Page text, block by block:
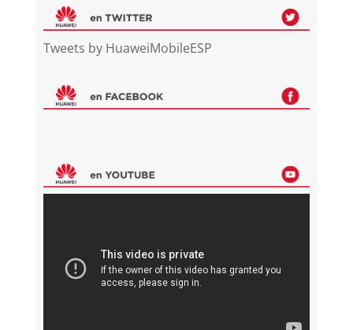
Tweets by HuaweiMobileESP